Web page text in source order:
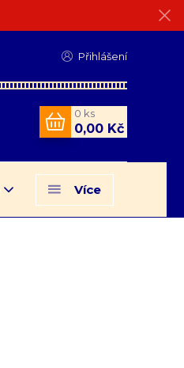
Přihlášení
0 ks
0,00 Kč
Více